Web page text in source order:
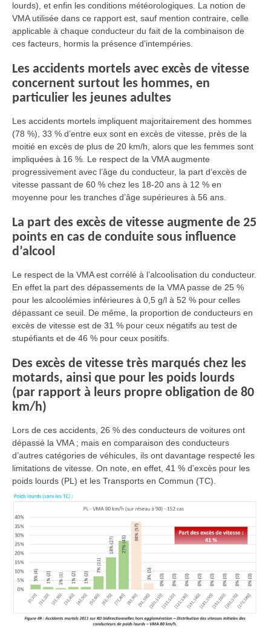
lourds), et enfin les conditions météorologiques. La notion de
VMA utilisée dans ce rapport est, sauf mention contraire, celle
applicable à chaque conducteur du fait de la combinaison de
ces facteurs, hormis la présence d’intempéries.
Les accidents mortels avec excès de vitesse
concernent surtout les hommes, en
particulier les jeunes adultes
Les accidents mortels impliquent majoritairement des hommes
(78 %), 33 % d’entre eux sont en excès de vitesse, près de la
moitié en excès de plus de 20 km/h, alors que les femmes sont
impliquées à 16 %. Le respect de la VMA augmente
progressivement avec l’âge du conducteur, la part d’excès de
vitesse passant de 60 % chez les 18-20 ans à 12 % en
moyenne pour les tranches d’âge supérieures à 56 ans.
La part des excès de vitesse augmente de 25
points en cas de conduite sous influence
d’alcool
Le respect de la VMA est corrélé à l’alcoolisation du conducteur.
En effet la part des dépassements de la VMA passe de 25 %
pour les alcoolémies inférieures à 0,5 g/l à 52 % pour celles
dépassant ce seuil. De même, la proportion de conducteurs en
excès de vitesse est de 31 % pour ceux négatifs au test de
stupéfiants et de 46 % pour ceux positifs.
Des excès de vitesse très marqués chez les
motards, ainsi que pour les poids lourds
(par rapport à leurs propre obligation de 80
km/h)
Lors de ces accidents, 26 % des conducteurs de voitures ont
dépassé la VMA ; mais en comparaison des conducteurs
d’autres catégories de véhicules, ils ont davantage respecté les
limitations de vitesse. On note, en effet, 41 % d’excès pour les
poids lourds (PL) et les Transports en Commun (TC).